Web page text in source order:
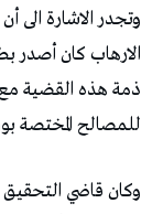
وتجدر الاشارة الى
الارهاب كان أصدر
ذمة هذه القضية مع
للمصالح المختصة
وكان قاضي التحقيق